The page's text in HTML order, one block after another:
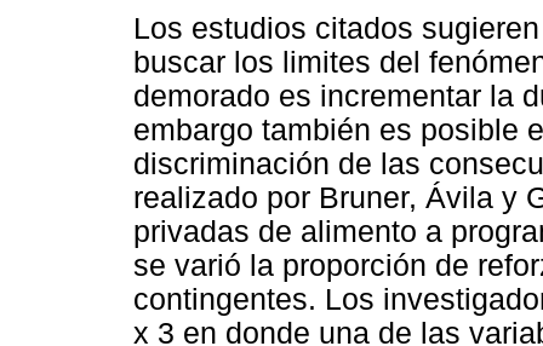
Los estudios citados
buscar los limites del
demorado es incrementar la
embargo también es posible
discriminación de las
realizado por Bruner, Ávila y
privadas de alimento a
se varió la proporción de
contingentes. Los
x 3 en donde una de las